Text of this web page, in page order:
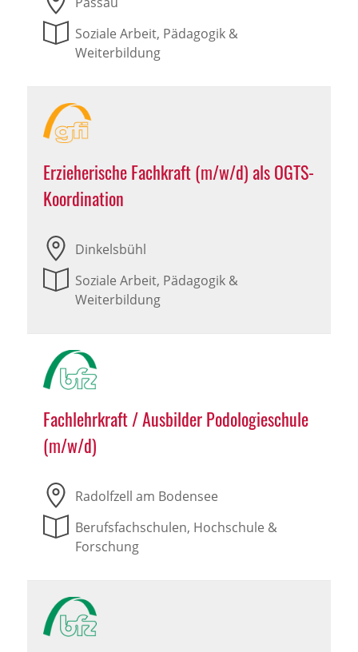
Soziale Arbeit, Pädagogik &
Weiterbildung
Erzieherische Fachkraft (m/w/d) als OGTS-
Koordination
Dinkelsbühl
Soziale Arbeit, Pädagogik &
Weiterbildung
Fachlehrkraft / Ausbilder Podologieschule
(m/w/d)
Radolfzell am Bodensee
Berufsfachschulen, Hochschule &
Forschung